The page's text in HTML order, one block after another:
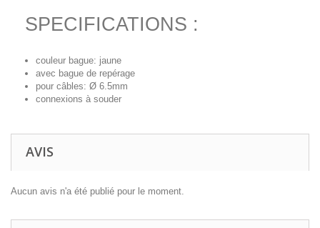
SPECIFICATIONS :
couleur bague: jaune
avec bague de repérage
pour câbles: Ø 6.5mm
connexions à souder
AVIS
Aucun avis n'a été publié pour le moment.